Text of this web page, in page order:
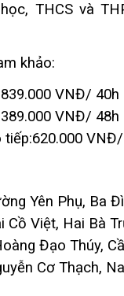
THCS và
khảo:
VNĐ/ 40h
VNĐ/ 48h
tiếp:620.000
Yên Phụ, Ba
Cồ Việt, Hai Bà
Đạo Thúy,
Cơ Thạch,